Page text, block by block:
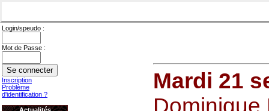
Login/speudo :
Mot de Passe :
Inscription
Problème
d'identification ?
Mardi 21
Dominique